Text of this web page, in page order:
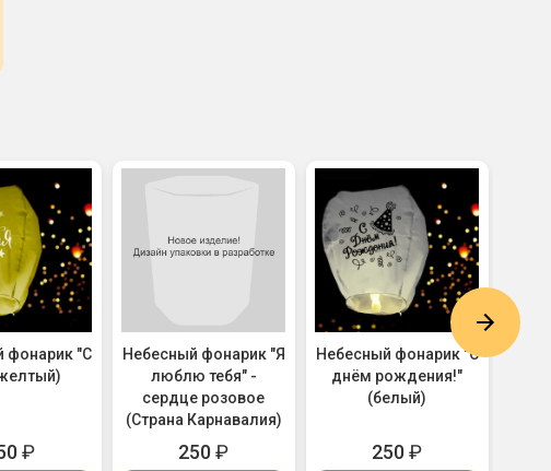
фонарик "С
₽
Небесный фонарик "Я
люблю тебя" -
сердце розовое
(Страна Карнавалия)
250₽
Небесный фонарик "С
днём рождения!"
(белый)
250₽